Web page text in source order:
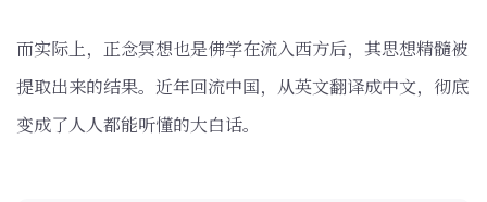
而实际上，正念冥想也是佛学在流入西方后，其思想精髓被
提取出来的结果。近年回流中国，从英文翻译成中文，彻底
变成了人人都能听懂的大白话。